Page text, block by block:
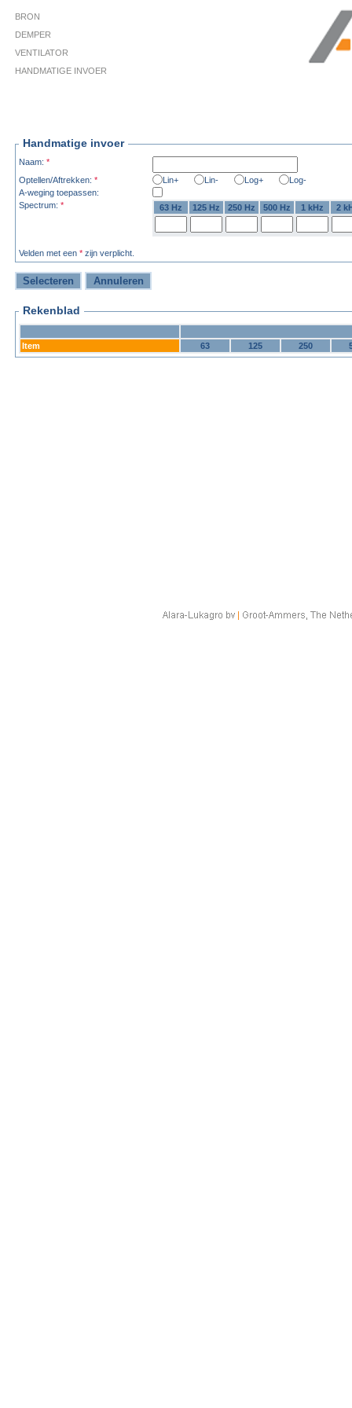
BRON
DEMPER
VENTILATOR
HANDMATIGE INVOER
Handmatige invoer
Naam: *
Optellen/Aftrekken: * Lin+ Lin- Log+
Log-
A-weging toepassen:
Spectrum: * 63 Hz 125 Hz 250 Hz 500 Hz 1 kHz 2
Velden met een * zijn verplicht.
Rekenblad
Item 63 125 250